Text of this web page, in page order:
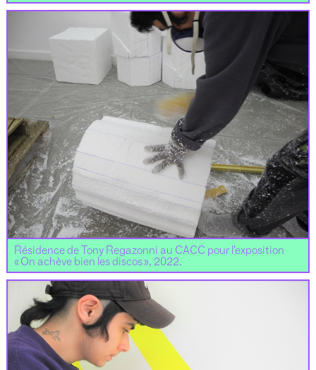
Résidence de Tony Regazonni au CACC pour l’exposition
« On achève bien les discos », 2022.